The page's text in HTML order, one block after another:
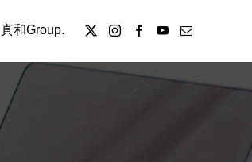
真和Group.